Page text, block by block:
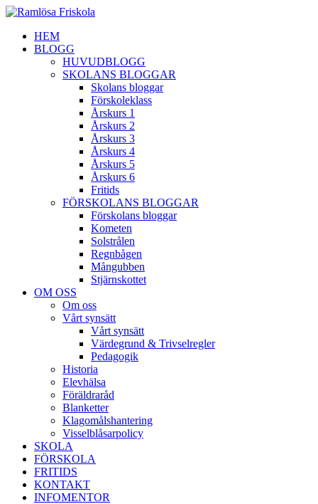
HEM
BLOGG
HUVUDBLOGG
SKOLANS BLOGGAR
Skolans bloggar
Förskoleklass
Årskurs 1
Årskurs 2
Årskurs 3
Årskurs 4
Årskurs 5
Årskurs 6
Fritids
FÖRSKOLANS BLOGGAR
Förskolans bloggar
Kometen
Solstrålen
Regnbågen
Mångubben
Stjärnskottet
OM OSS
Om oss
Vårt synsätt
Vårt synsätt
Värdegrund & Trivselregler
Pedagogik
Historia
Elevhälsa
Föräldraråd
Blanketter
Klagomålshantering
Visselblåsarpolicy
SKOLA
FÖRSKOLA
FRITIDS
KONTAKT
INFOMENTOR